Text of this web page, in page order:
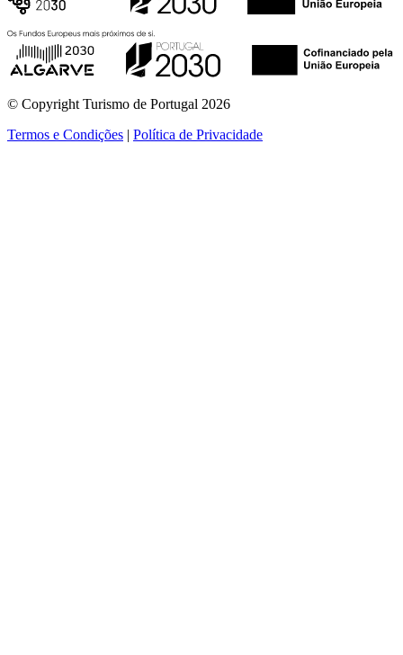
© Copyright Turismo de Portugal 2026
Termos e Condições | Política de Privacidade